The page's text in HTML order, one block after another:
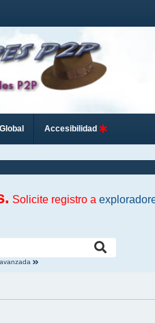
Accesibilidad
Solicite registro a